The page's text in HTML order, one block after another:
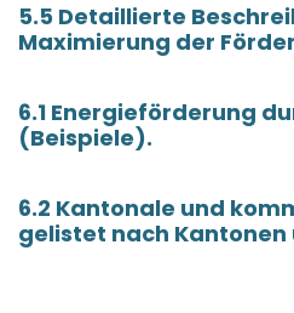
5.5 Detaillierte
Maximierung der
6.1 Energieförderung
(Beispiele).
6.2 Kantonale und
gelistet nach Kantonen